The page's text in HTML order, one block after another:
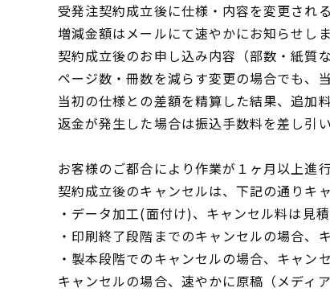
受発注契約成立後に仕様・内容を変更され
増減金額はメールにて速やかにお知らせしま
契約成立後のお申し込み内容（部数・紙質
ページ数・冊数を減らす変更の場合でも、
当初の仕様との差額を精算した結果、追加
返金が発生した場合は振込手数料を差し引
お客様のご都合により作業が１ヶ月以上進
契約成立後のキャンセルは、下記の通りキ
・データ加工(面付け)、キャンセル料は見
・印刷終了段階までのキャンセルの場合、
・製本段階でのキャンセルの場合、キャン
キャンセルの場合、速やかに原稿（メディ